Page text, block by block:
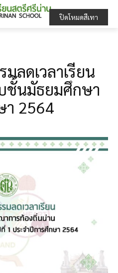
ลดเวลาเรียน
ชั้นมัธยมศึกษา
2564
ปิดโหมดสีเทา